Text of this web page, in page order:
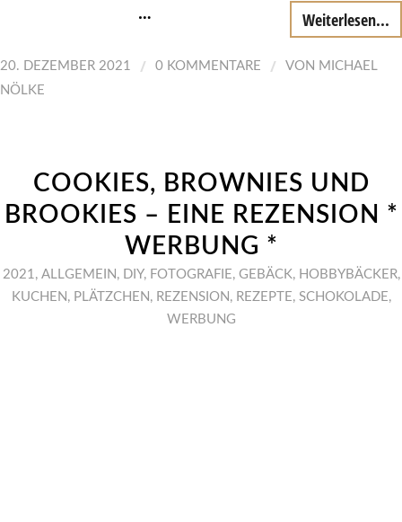
… Weiterlesen...
20. DEZEMBER 2021 / 0 KOMMENTARE / VON MICHAEL
NÖLKE
COOKIES, BROWNIES UND
BROOKIES – EINE REZENSION *
WERBUNG *
2021, ALLGEMEIN , DIY, FOTOGRAFIE, GEBÄCK, HOBBYBÄCKER,
KUCHEN , PLÄTZCHEN , REZENSION , REZEPTE, SCHOKOLADE,
WERBUNG